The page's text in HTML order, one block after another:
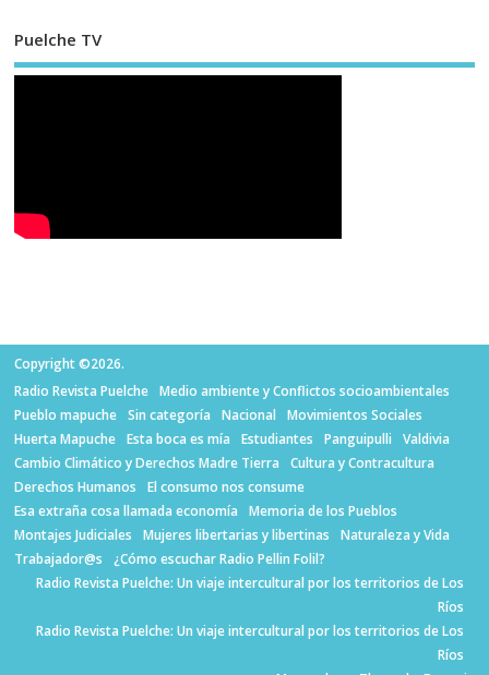
Puelche TV
Copyright ©2026.
Radio Revista Puelche
Medio ambiente y Conflictos socioambientales
Pueblo mapuche
Sin categoría Nacional
Movimientos Sociales
Huerta Mapuche
Esta boca es mía Estudiantes Panguipulli
Valdivia
Cambio Climático y Derechos Madre Tierra
Cultura y Contracultura
Derechos Humanos
El consumo nos consume
Esa extraña cosa llamada economía
Memoria de los Pueblos
Montajes Judiciales
Mujeres libertarias y libertinas
Naturaleza y Vida
Trabajador@s
¿Cómo escuchar Radio Pellin Folil?
Radio Revista Puelche: Un viaje intercultural por los territorios de Los
Ríos
Radio Revista Puelche: Un viaje intercultural por los territorios de Los
Ríos